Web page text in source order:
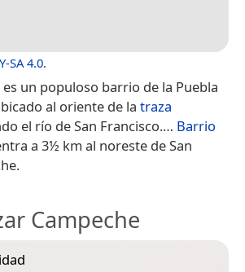
SA 4.0.
es un populoso barrio de la Puebla
al oriente de la traza
el río de San Francisco.​… Barrio
a 3½ km al noreste de San
Campeche